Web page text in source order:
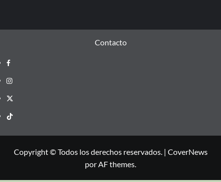
Contacto
Copyright © Todos los derechos reservados. | CoverNews
por AF themes.